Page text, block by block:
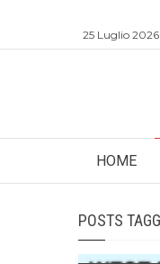
25 Luglio 2026
HOME
POSTS